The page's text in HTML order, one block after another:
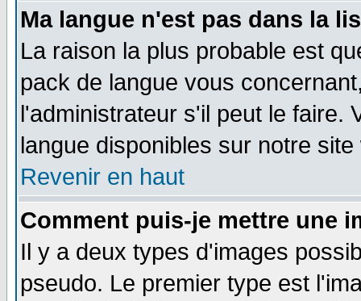
Ma langue n'est pas dans la
La raison la plus probable est
pack de langue vous
l'administrateur s'il peut le faire.
langue disponibles sur notre site
Revenir en haut
Comment puis-je mettre une
Il y a deux types d'images
pseudo. Le premier type est